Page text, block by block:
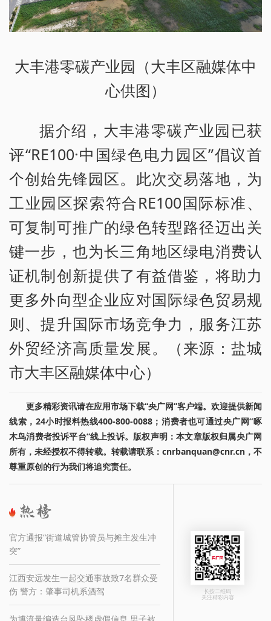
大丰港零碳产业园（大丰区融媒体中
心供图）
据介绍，大丰港零碳产业园已获
评“RE100·中国绿色电力园区”倡议首
个创始先锋园区。此次交易落地，为
工业园区探索符合RE100国际标准、
可复制可推广的绿色转型路径迈出关
键一步，也为长三角地区绿电消费认
证机制创新提供了有益借鉴，将助力
更多外向型企业应对国际绿色贸易规
则、提升国际市场竞争力，服务江苏
外贸经济高质量发展。（来源：盐城
市大丰区融媒体中心）
更多精彩资讯请在应用市场下载“央广网”客户端。欢迎提供新闻
线索，24小时报料热线400-800-0088；消费者也可通过央广网“啄
木鸟消费者投诉平台”线上投诉。版权声明：本文章版权归属央广网
所有，未经授权不得转载。转载请联系：cnrbanquan@cnr.cn，不
尊重原创的行为我们将追究责任。
官方通报“街道城管协管员与摊主发生冲
突”
江西安远发生一起交通事故致7名群众受
伤 警方：肇事司机系酒驾
长按二维码
关注精彩内容